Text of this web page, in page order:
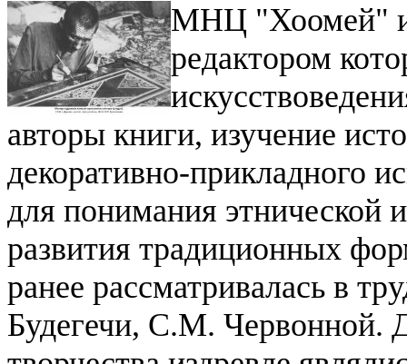
МНЦ "Хоомей"
редактором
авторы книги, изучение
декоративно-прикладного
для понимания этнической
развития традиционных
ранее рассматривалась в
Будегечи, С.М. Червонной.